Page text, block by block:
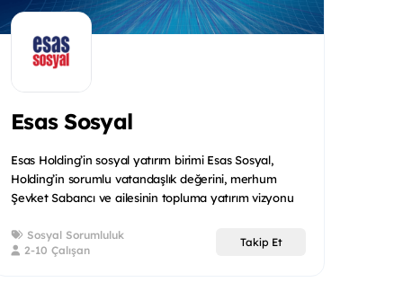
Esas Sosyal
Esas Holding’in sosyal yatırım birimi Esas Sosyal,
Holding’in sorumlu vatandaşlık değerini, merhum
Şevket Sabancı ve ailesinin topluma yatırım vizyonu
Sosyal Sorumluluk
2-10 Çalışan
Takip Et